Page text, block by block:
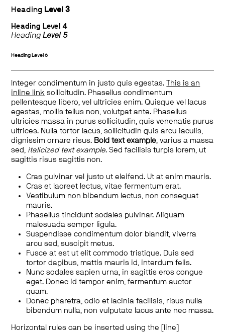
Heading Level 3
Heading Level 4
HeadingLevel 5
Heading Level 6
Integer condimentum in justo quis egestas.
This is an
inline link sollicitudin. Phasellus condimentum
pellentesque libero, vel ultricies enim. Quisque vel lacus
egestas, mollis tellus non, volutpat ante. Phasellus
ultricies massa in purus sollicitudin, quis venenatis purus
ultrices. Nulla tortor lacus, sollicitudin quis arcu iaculis,
dignissim ornare risus. Bold text example, varius a massa
sed, italicized text example. Sed facilisis turpis lorem, ut
sagittis risus sagittis non.
Cras pulvinar vel justo ut eleifend. Ut at enim mauris.
Cras et laoreet lectus, vitae fermentum erat.
Vestibulum non bibendum lectus, non consequat
mauris.
Phasellus tincidunt sodales pulvinar. Aliquam
malesuada semper ligula.
Suspendisse condimentum dolor blandit, viverra
arcu sed, suscipit metus.
Fusce at est ut elit commodo tristique. Duis sed
tortor dapibus, mattis mauris id, interdum felis.
Nunc sodales sapien urna, in sagittis eros congue
eget. Donec id tempor enim, fermentum auctor
quam.
Donec pharetra, odio et lacinia facilisis, risus nulla
bibendum nulla, non vulputate lacus ante nec massa.
Horizontal rules can be inserted using the [line]